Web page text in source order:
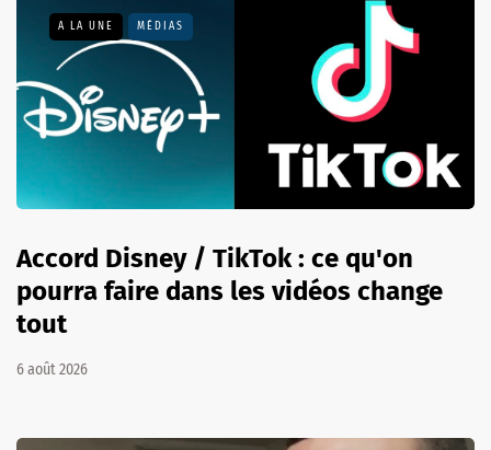
A LA UNE MÉDIAS
Accord Disney / TikTok : ce qu'on
pourra faire dans les vidéos change
tout
6 août 2026